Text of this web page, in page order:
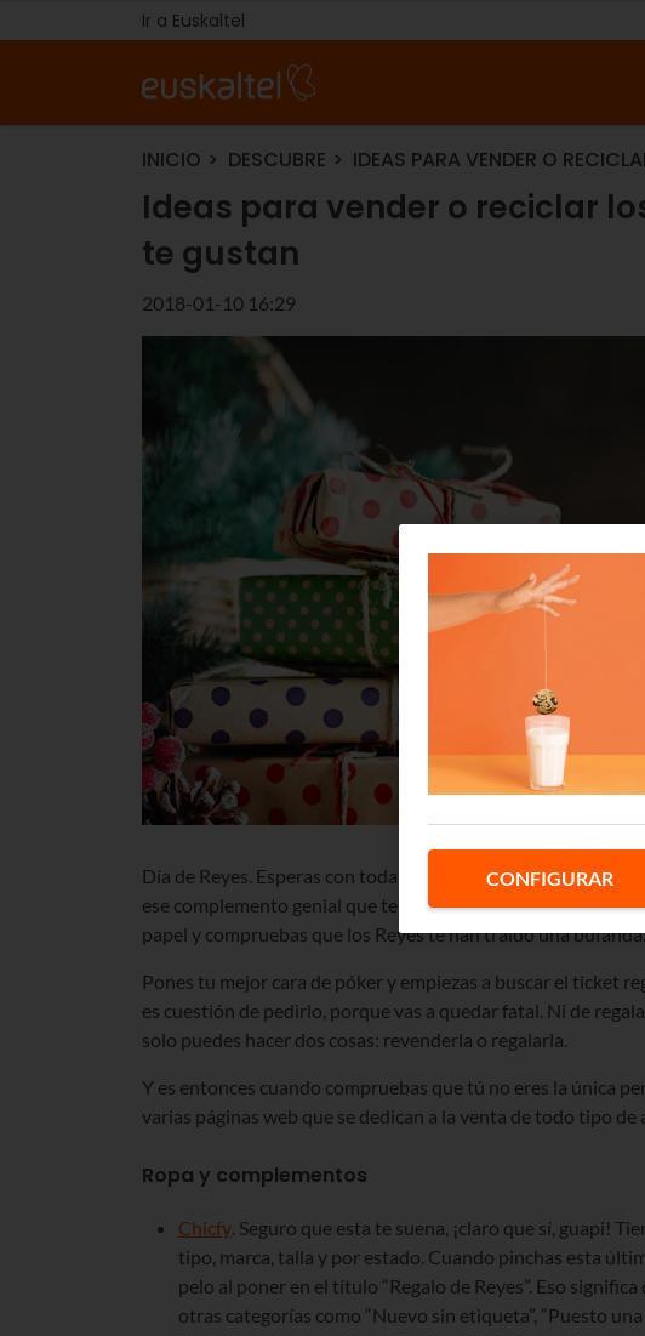
Ir a Euskaltel
INICIO DESCUBRE IDEAS PARA VENDER O
Ideas para vender o reciclar
te gustan
2018-01-10 16:29
Día de Reyes. Esperas con toda la ilusión del mundo ese
ese complemento genial que te has encargado de
papel y compruebas que los Reyes te han traído una
Pones tu mejor cara de póker y empiezas a buscar el ticket
es cuestión de pedirlo, porque vas a quedar fatal. Ni de
solo puedes hacer dos cosas: revenderla o regalarla.
Y es entonces cuando compruebas que tú no eres la única
varias páginas web que se dedican a la venta de todo tipo
Ropa y complementos
Chicfy . Seguro que esta te suena, ¡claro que sí, guapi!
tipo, marca, talla y por estado. Cuando pinchas esta
pelo al poner en el título “Regalo de Reyes”. Eso
otras categorías como “Nuevo sin etiqueta”, “Puesto
CONFIGURAR